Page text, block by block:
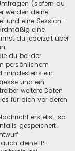
(sofern du
werden deine
und eine Session-
eine
du jederzeit über
du bei der
persönlichem
mindestens ein
und ein
weitere Daten
für dich vor deren
erstellst, so
gespeichert.
deine IP-